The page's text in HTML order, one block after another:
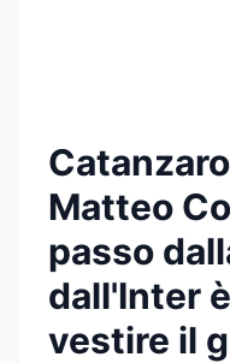
Matteo
passo
dall'Inter
vestire il